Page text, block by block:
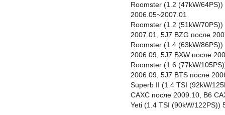
Roomster (1.2 (47kW/
2006.05~2007.01
Roomster (1.2 (51kW/
2007.01, 5J7 BZG после
Roomster (1.4 (63kW/
2006.09, 5J7 BXW после
Roomster (1.6 (77kW/
2006.09, 5J7 BTS после
Superb II (1.4 TSI (92kW/
CAXC после 2009.10, B6
Yeti (1.4 TSI (90kW/122PS))